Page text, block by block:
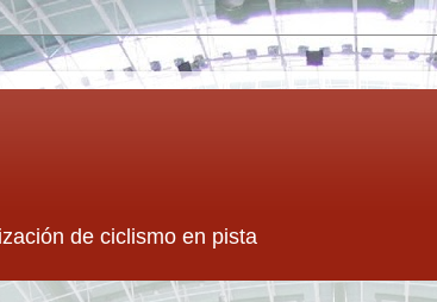
de ciclismo en pista